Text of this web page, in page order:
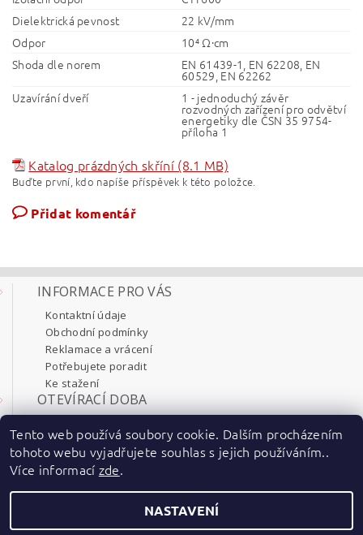
Dielektrická pevnost
22 kV/mm
Odpor
10⁴ Ω·cm
Shoda dle norem
EN 61439-1, EN 62208, EN
60529, EN 62262
Uzavírání dveří
1 - jednoduchý závěr
rozvodných zařízení pro odvětví
energetiky dle ČSN 35 9754-
příloha 1
Katalog prázdných skříní (8.1 MB)
Buďte první, kdo napíše příspěvek k této položce.
Přidat komentář
INFORMACE PRO VÁS
Kontaktní údaje
Obchodní podmínky
Reklamace a vrácení
Potřebujete poradit
Ke stažení
OTEVÍRACÍ DOBA
Úterý 8:00 - 17:30
Středa 8:00 - 17:30
Čtvrtek 8:00 - 17:30
Pátek 8:00 - 17:30
2026 ©ENT-electric, všechna práva vyhrazena
Tento web používá soubory cookie. Dalším procházením
tohoto webu vyjadřujete souhlas s jejich používáním..
Více informací zde.
NASTAVENÍ